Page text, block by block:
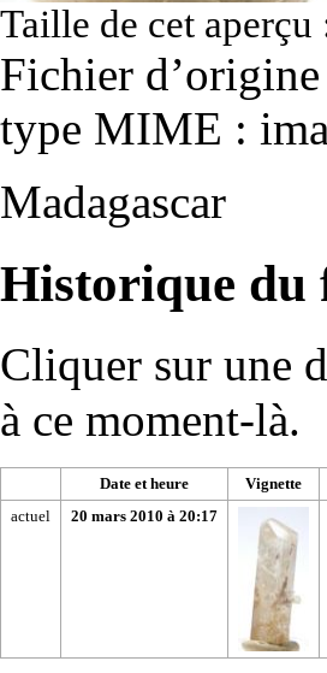
Taille de cet aperçu
Fichier d’origine
type MIME :
Madagascar
Historique du
Cliquer sur une
à ce moment-là.
Date et heure Vignette
actuel
20 mars 2010 à 20:17